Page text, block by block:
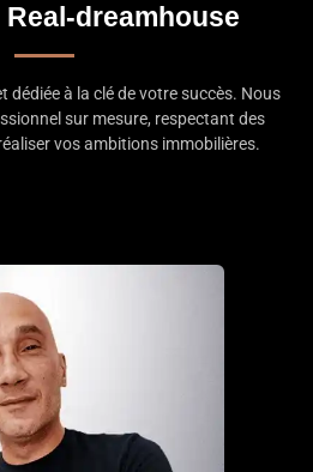
dreamhouse
dédiée à la clé de votre succès. Nous
sur mesure, respectant des
vos ambitions immobilières.